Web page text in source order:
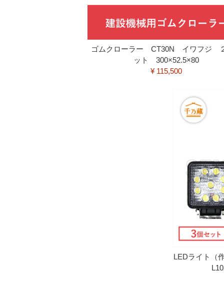
ゴムクローラー CT30N イワフジ
ット 300×52.5×80
¥ 115,500
LEDライト